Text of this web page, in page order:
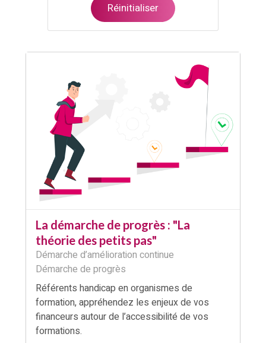
La démarche de progrès : "La
théorie des petits pas"
Démarche d’amélioration continue
Démarche de progrès
Référents handicap en organismes de
formation, appréhendez les enjeux de vos
financeurs autour de l’accessibilité de vos
formations.